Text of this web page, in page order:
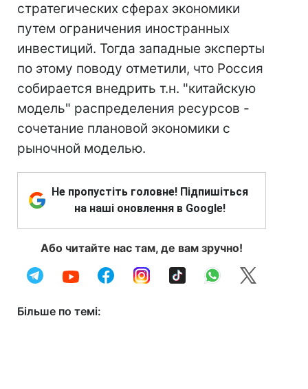
стратегических сферах экономики
путем ограничения иностранных
инвестиций. Тогда западные эксперты
по этому поводу отметили, что Россия
собирается внедрить т.н. "китайскую
модель" распределения ресурсов -
сочетание плановой экономики с
рыночной моделью.
Не пропустіть головне! Підпишіться
на наші оновлення в Google!
Або читайте нас там, де вам зручно!
Більше по темі: